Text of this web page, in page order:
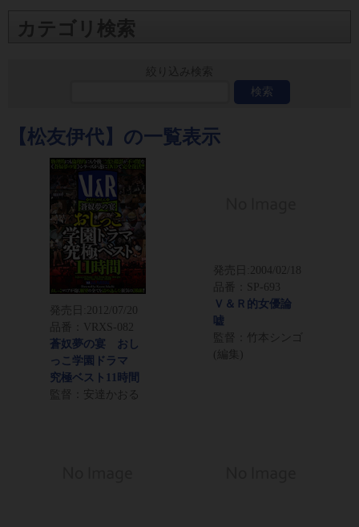
カテゴリ検索
【松友伊代】の一覧表示
発売日: 2012/07/20
品番：VRXS-082
蒼奴夢の宴 おし
っこ学園ドラマ
究極ベスト11時間
監督：安達かおる
発売日: 2004/02/18
品番：SP-693
Ｖ＆Ｒ的女優論
嘘
監督：竹本シンゴ
(編集)